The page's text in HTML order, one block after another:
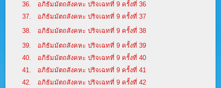
36.
อภิธัมมัตถสังคหะ ปริจเฉทที่ 9 ครั้งที่ 36
37.
อภิธัมมัตถสังคหะ ปริจเฉทที่ 9 ครั้งที่ 37
38.
อภิธัมมัตถสังคหะ ปริจเฉทที่ 9 ครั้งที่ 38
39.
อภิธัมมัตถสังคหะ ปริจเฉทที่ 9 ครั้งที่ 39
40.
อภิธัมมัตถสังคหะ ปริจเฉทที่ 9 ครั้งที่ 40
41.
อภิธัมมัตถสังคหะ ปริจเฉทที่ 9 ครั้งที่ 41
42.
อภิธัมมัตถสังคหะ ปริจเฉทที่ 9 ครั้งที่ 42